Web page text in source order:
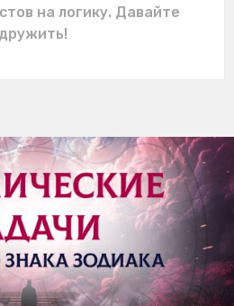
на логику. Давайте
дружить!